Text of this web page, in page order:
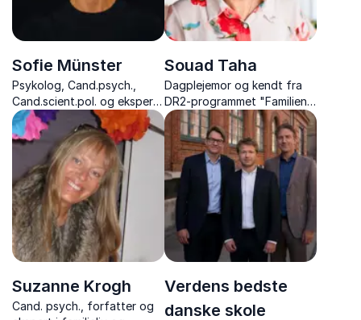
Sofie Münster
Psykolog, Cand.psych.,
Cand.scient.pol. og ekspert i
børne- og familieliv
Souad Taha
Dagplejemor og kendt fra
DR2-programmet "Familien
fra Lærkevejen"
Suzanne Krogh
Cand. psych., forfatter og
Verdens bedste
danske skole